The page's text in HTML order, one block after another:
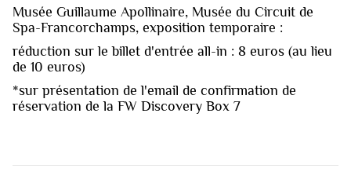
Musée Guillaume Apollinaire, Musée du Circuit de
Spa-Francorchamps, exposition temporaire :
réduction sur le billet d'entrée all-in : 8 euros (au lieu
de 10 euros)
*sur présentation de l'email de confirmation de
réservation de la FW Discovery Box 7